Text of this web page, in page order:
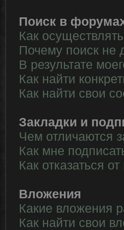
Поиск в
Как
Почему поиск не
В результате
Как найти
Как найти свои
Закладки и
Чем отличаются
Как мне
Как отказаться
Вложения
Какие вложения
Как найти свои